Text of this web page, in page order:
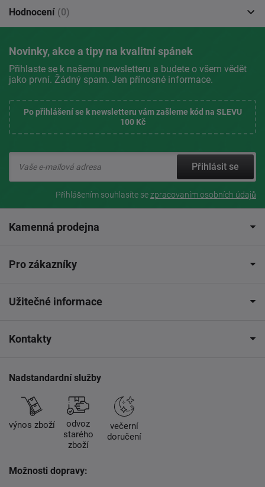
Hodnocení (0)
Novinky, akce a tipy na kvalitní spánek
Přihlaste se k našemu newsletteru a budete o všem vědět
jako první. Žádný spam. Jen přínosné informace.
Po přihlášení se k newsletteru vám zašleme kód na SLEVU
100 Kč
Přihlásit se
Přihlášením souhlasíte sezpracovaním osobních údajů
Kamenná prodejna
Pro zákazníky
Užitečné informace
Kontakty
Nadstandardní služby
výnos zboží
odvoz
starého
zboží
večerní
doručení
Možnosti dopravy: